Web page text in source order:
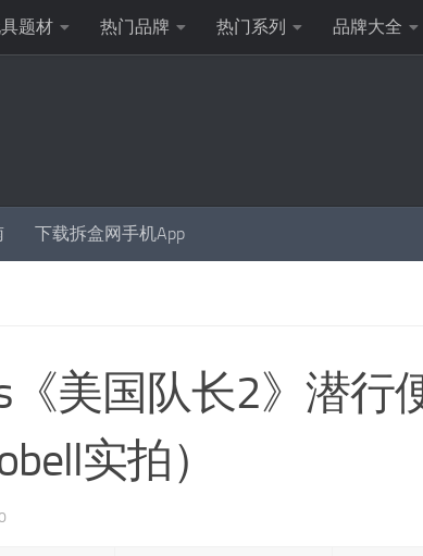
题材 热门品牌 热门系列 品牌大全
下载拆盒网手机App
美国队长2》潜行
实拍）